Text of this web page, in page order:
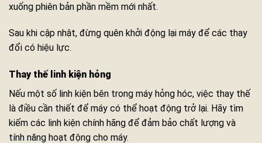
xuống phiên bản phần mềm mới nhất.
Sau khi cập nhật, đừng quên khởi động lại máy để các thay
đổi có hiệu lực.
Thay thế linh kiện hỏng
Nếu một số linh kiện bên trong máy hỏng hóc, việc thay thế
là điều cần thiết để máy có thể hoạt động trở lại. Hãy tìm
kiếm các linh kiện chính hãng để đảm bảo chất lượng và
tính năng hoạt động cho máy.